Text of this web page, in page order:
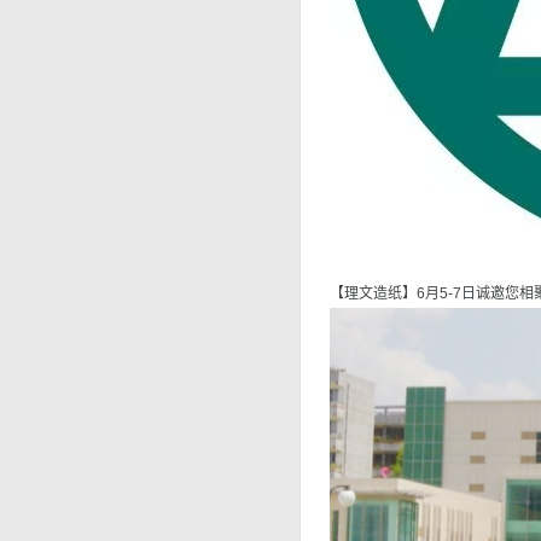
【理文造纸】6月5-7日诚邀您